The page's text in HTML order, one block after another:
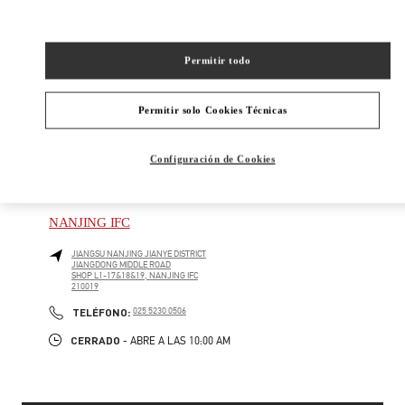
SHOP NOW
NANJING IFC
JIANGSUNANJINGJIANYE DISTRICT
JIANGDONG MIDDLE ROAD
SHOP L1-17&18&19, NANJING IFC
210019
TELÉFONO: PHONE
025 5230 0506
CERRADO - ABRE A LAS 10:00 AM
Permitir solo Cookies Técnicas
Permitir todo
Configuración de Cookies